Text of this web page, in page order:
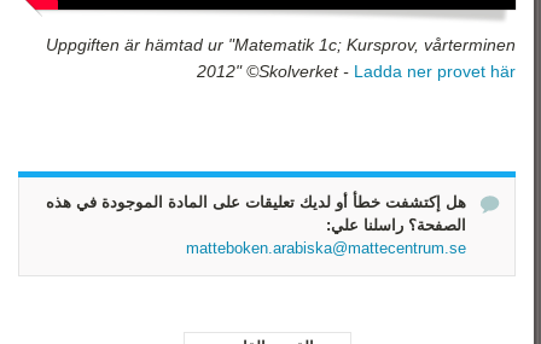
Uppgiften är hämtad ur "Matematik 1c; Kursprov, vårterminen
2012" ©Skolverket - Ladda ner provet här
هل إكتشفت خطأ أو لديك تعليقات على المادة الموجودة في هذه
الصفحة؟ راسلنا علي:
matteboken.arabiska@mattecentrum.se